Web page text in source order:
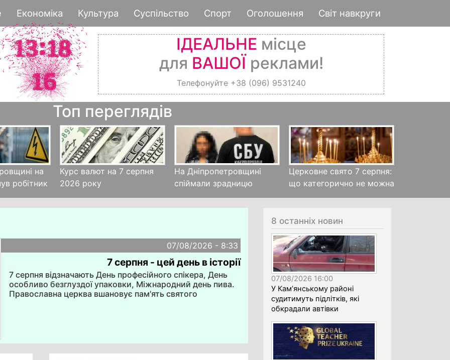
до
основного
Економіка Культура Суспільство Спорт Оголошення Світ навкруги
ІДЕАЛЬНЕ місце
для ВАШОЇ реклами!
Телефонуйте +38 (096) 9531240
Топ переглядів
на
робітник
Курс валют на 7 серпня
2026 року
На Дніпропетровщині
спіймали зрадницю
Церковне свято 7 серпня:
що категорично не можна
р…
07/08/2026 - 8:33
7 серпня - цей день в історії
7 серпня відзначають День професійного спікера, День
особливо безглуздої упаковки, Міжнародний день пива.
Православна церква вшановує пам'ять святого
8 останніх новин
07/08/2026 16:00
У Кам’янському районі
судитимуть підлітків, які
обкрадали автівки